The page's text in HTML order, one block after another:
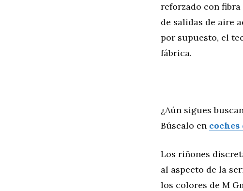
reforzado con fibra
de salidas de aire
por supuesto, el
fábrica.
¿Aún sigues
Búscalo en coches
Los riñones
al aspecto de la
los colores de M